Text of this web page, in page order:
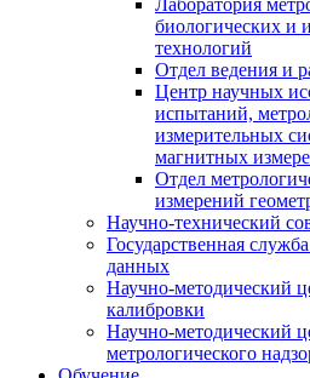
Лаборатория
биологических и
технологий
Отдел ведения и
Центр научных
испытаний,
измерительных
магнитных
Отдел
измерений
Научно-технический
Государственная
данных
Научно-методический
калибровки
Научно-методический
метрологического